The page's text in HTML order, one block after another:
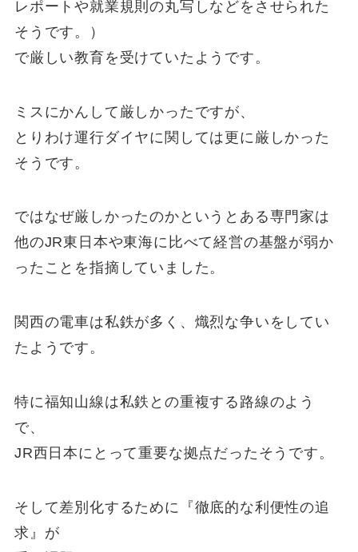
レポートや就業規則の丸写しなどをさせられた
そうです。）
で厳しい教育を受けていたようです。
ミスにかんして厳しかったですが、
とりわけ運行ダイヤに関しては更に厳しかった
そうです。
ではなぜ厳しかったのかというとある専門家は
他のJR東日本や東海に比べて経営の基盤が弱か
ったことを指摘していました。
関西の電車は私鉄が多く、熾烈な争いをしてい
たようです。
特に福知山線は私鉄との重複する路線のよう
で、
JR西日本にとって重要な拠点だったそうです。
そして差別化するために『徹底的な利便性の追
求』が